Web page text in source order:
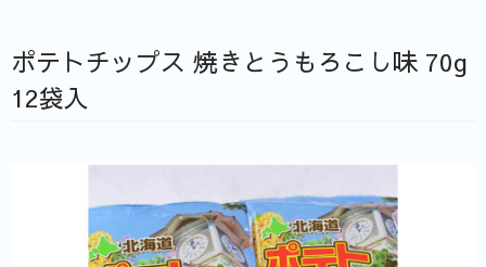
ポテトチップス 焼きとうもろこし味 70g
12袋入